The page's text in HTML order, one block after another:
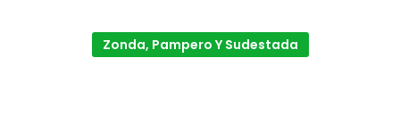
Zonda, Pampero Y Sudestada